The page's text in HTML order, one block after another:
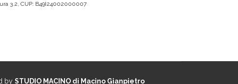
3.2, CUP: B49I24002000007
by STUDIO MACINO di Macino Gianpietro